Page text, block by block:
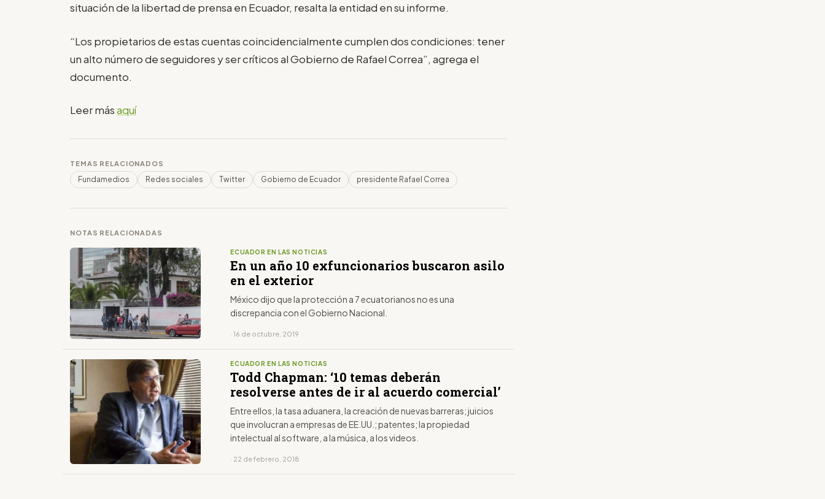
situación de la libertad de prensa en Ecuador, resalta la entidad en su informe.
“Los propietarios de estas cuentas coincidencialmente cumplen dos condiciones: tener
un alto número de seguidores y ser críticos al Gobierno de Rafael Correa”, agrega el
documento.
Leer másaquí
TEMAS RELACIONADOS
Fundamedios Redes sociales Twitter Gobierno de Ecuador presidente Rafael Correa
NOTAS RELACIONADAS
ECUADOR EN LAS NOTICIAS
En un año 10 exfuncionarios buscaron asilo
en el exterior
México dijo que la protección a 7 ecuatorianos no es una
discrepancia con el Gobierno Nacional.
· 16 de octubre, 2019
ECUADOR EN LAS NOTICIAS
Todd Chapman: ‘10 temas deberán
resolverse antes de ir al acuerdo comercial’
Entre ellos, la tasa aduanera, la creación de nuevas barreras; juicios
que involucran a empresas de EE.UU.; patentes; la propiedad
intelectual al software, a la música, a los videos.
· 22 de febrero, 2018